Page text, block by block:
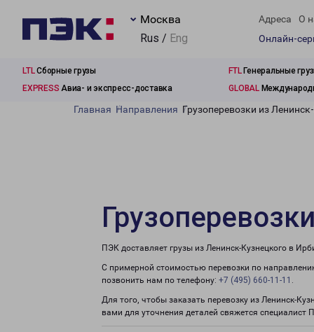
Москва
Rus / Eng
Адреса О
Онлайн-
LTLСборные грузы FTLГенеральные
EXPRESS Авиа- и экспресс-доставка GLOBAL
Главная Направления Грузоперевозки из
ПЭК доставляет грузы из Ленинск-Кузнецкого в
С примерной стоимостью перевозки по
позвонить нам по телефону: +7 (495) 660-11-11 .
Для того, чтобы заказать перевозку из Ленинск-
вами для уточнения деталей свяжется специалист